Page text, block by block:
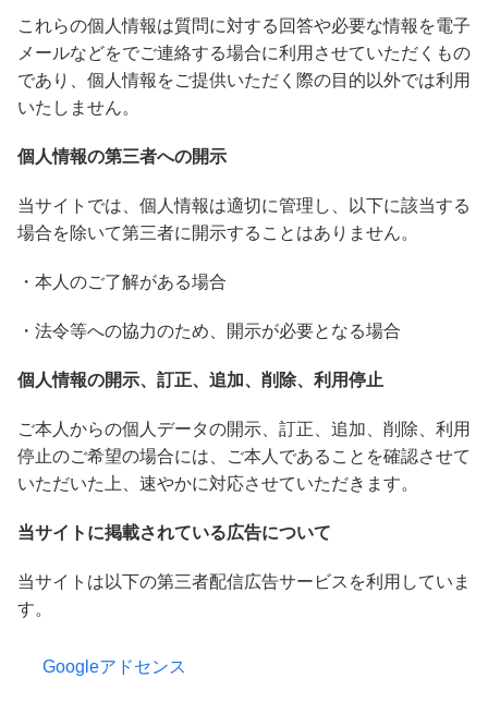
これらの個人情報は質問に対する回答や必要な情報を電子
メールなどをでご連絡する場合に利用させていただくもの
であり、個人情報をご提供いただく際の目的以外では利用
いたしません。
個人情報の第三者への開示
当サイトでは、個人情報は適切に管理し、以下に該当する
場合を除いて第三者に開示することはありません。
・本人のご了解がある場合
・法令等への協力のため、開示が必要となる場合
個人情報の開示、訂正、追加、削除、利用停止
ご本人からの個人データの開示、訂正、追加、削除、利用
停止のご希望の場合には、ご本人であることを確認させて
いただいた上、速やかに対応させていただきます。
当サイトに掲載されている広告について
当サイトは以下の第三者配信広告サービスを利用していま
す。
Googleアドセンス